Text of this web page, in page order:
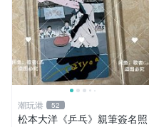
潮玩港 52
松本大洋《乒乓》親筆簽名照